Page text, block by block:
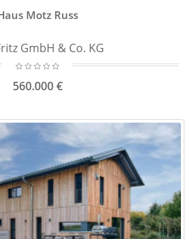
Motz Russ
GmbH & Co. KG
560.000 €